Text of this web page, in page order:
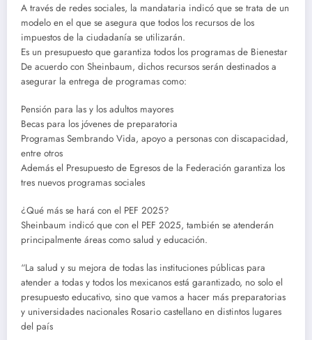
A través de redes sociales, la mandataria indicó que se trata de un
modelo en el que se asegura que todos los recursos de los
impuestos de la ciudadanía se utilizarán.
Es un presupuesto que garantiza todos los programas de Bienestar
De acuerdo con Sheinbaum, dichos recursos serán destinados a
asegurar la entrega de programas como:
Pensión para las y los adultos mayores
Becas para los jóvenes de preparatoria
Programas Sembrando Vida, apoyo a personas con discapacidad,
entre otros
Además el Presupuesto de Egresos de la Federación garantiza los
tres nuevos programas sociales
¿Qué más se hará con el PEF 2025?
Sheinbaum indicó que con el PEF 2025, también se atenderán
principalmente áreas como salud y educación.
“La salud y su mejora de todas las instituciones públicas para
atender a todas y todos los mexicanos está garantizado, no solo el
presupuesto educativo, sino que vamos a hacer más preparatorias
y universidades nacionales Rosario castellano en distintos lugares
del país